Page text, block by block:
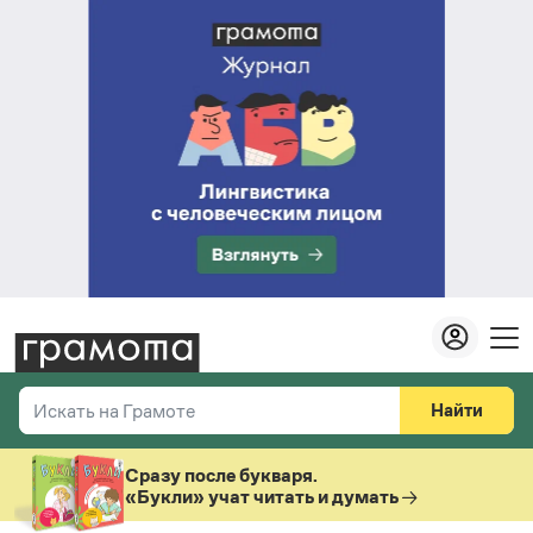
Искать на Грамоте
Справочная служба
Найти
Везде